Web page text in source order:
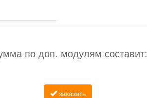
по доп. модулям составит:
заказать